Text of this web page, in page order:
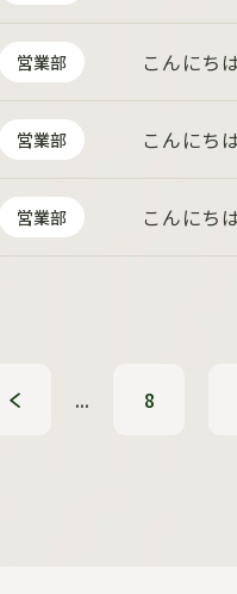
営業部 こんにち
営業部 こんにち
営業部 こんにち
« ... 8